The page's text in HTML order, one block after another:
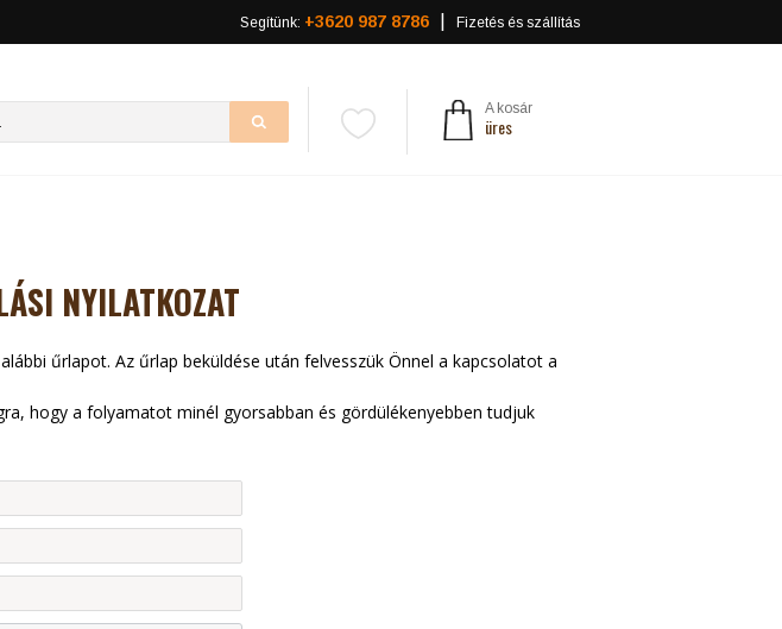
Segítünk: +3620 987 8786 Fizetés és szállítás
A kosár
üres
NYILATKOZAT
űrlapot. Az űrlap beküldése után felvesszük Önnel a kapcsolatot a
hogy a folyamatot minél gyorsabban és gördülékenyebben tudjuk